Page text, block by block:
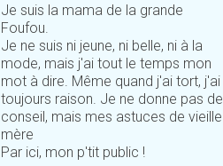
Je suis la mama de la grande
Foufou.
Je ne suis ni jeune, ni belle, ni à la
mode, mais j'ai tout le temps mon
mot à dire. Même quand j'ai tort, j'ai
toujours raison. Je ne donne pas de
conseil, mais mes astuces de vieille
mère
Par ici, mon p'tit public !